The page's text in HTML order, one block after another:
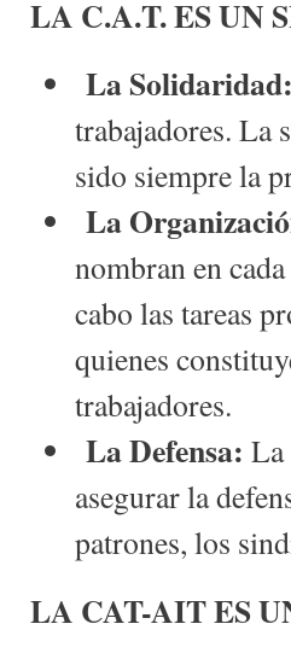
LA C.A.T. ES UN
La Solidaridad:
trabajadores. La
sido siempre la
La
nombran en
cabo las tareas
quienes
trabajadores.
La Defensa: La
asegurar la
patrones, los
LA CAT-AIT ES